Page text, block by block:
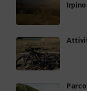
Irpino